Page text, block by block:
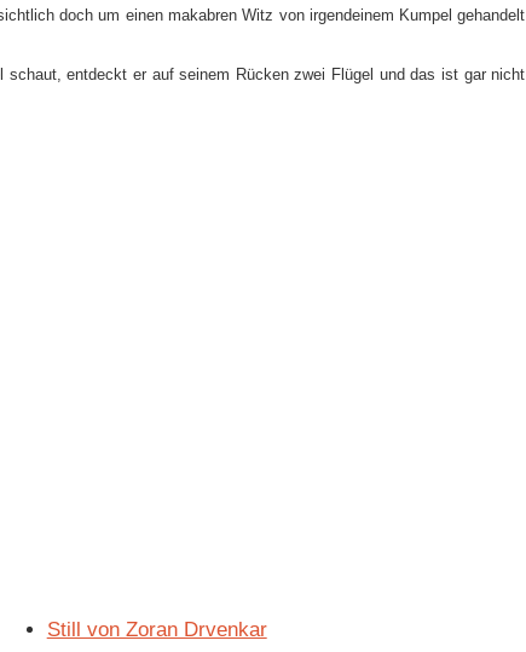
doch um einen makabren Witz von irgendeinem Kumpel gehandelt
entdeckt er auf seinem Rücken zwei Flügel und das ist gar nicht
Still von Zoran Drvenkar